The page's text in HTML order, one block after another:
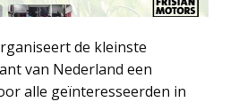
de kleinste
van Nederland een
alle geïnteresseerden in